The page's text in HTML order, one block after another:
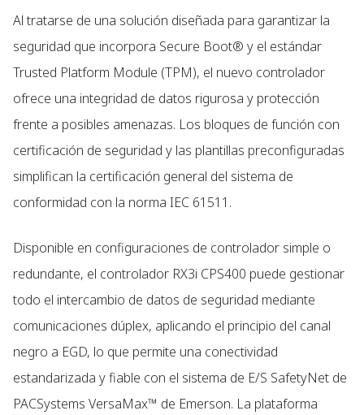
Al tratarse de una solución diseñada para garantizar la
seguridad que incorpora Secure Boot® y el estándar
Trusted Platform Module (TPM), el nuevo controlador
ofrece una integridad de datos rigurosa y protección
frente a posibles amenazas. Los bloques de función con
certificación de seguridad y las plantillas preconfiguradas
simplifican la certificación general del sistema de
conformidad con la norma IEC 61511.
Disponible en configuraciones de controlador simple o
redundante, el controlador RX3i CPS400 puede gestionar
todo el intercambio de datos de seguridad mediante
comunicaciones dúplex, aplicando el principio del canal
negro a EGD, lo que permite una conectividad
estandarizada y fiable con el sistema de E/S SafetyNet de
PACSystems VersaMax™ de Emerson. La plataforma